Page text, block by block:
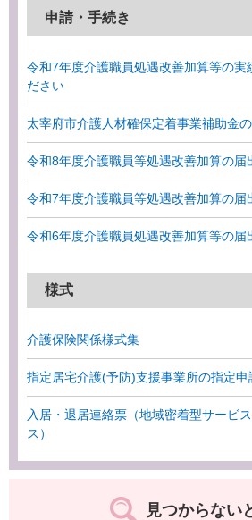
申請・手続き
令和7年度介護職員処遇改善加算等の実
ださい
太宰府市介護人材確保定着事業補助金
令和8年度介護職員等処遇改善加算の届
令和7年度介護職員等処遇改善加算の届
令和6年度介護職員処遇改善加算等の届
様式
介護保険関係様式集
指定居宅介護(予防)支援事業所の指定申
入居・退居連絡票（地域密着型サービ
ス）
見つからない